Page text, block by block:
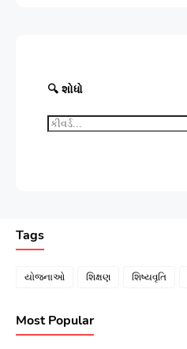
🔍 શોધો
Tags
યોજનાઓ શિક્ષણ શિષ્યવૃતિ
Most Popular